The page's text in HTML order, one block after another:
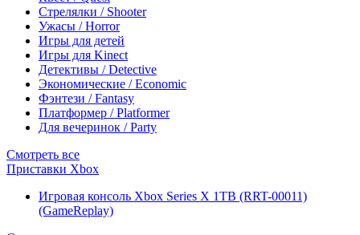
Стрелялки / Shooter
Ужасы / Horror
Игры для детей
Игры для Kinect
Детективы / Detective
Экономические / Economic
Фэнтези / Fantasy
Платформер / Platformer
Для вечеринок / Party
Смотреть все
Приставки Xbox
Игровая консоль Xbox Series X 1TB (RRT-00011)
(GameReplay)